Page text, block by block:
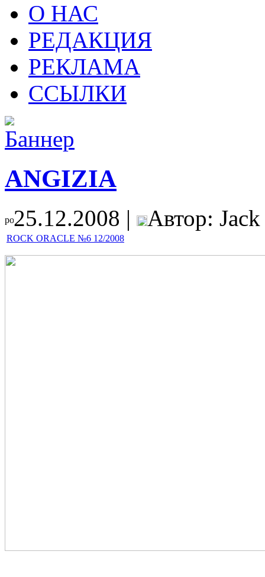
О НАС
РЕДАКЦИЯ
РЕКЛАМА
ССЫЛКИ
ANGIZIA
25.12.2008 | Автор:
ROCK ORACLE №6 12/2008